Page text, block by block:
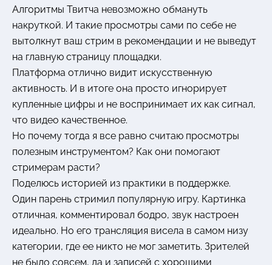
Алгоритмы Твитча невозможно обмануть
накруткой. И такие просмотры сами по себе не
вытолкнут ваш стрим в рекомендации и не выведут
на главную страницу площадки.
Платформа отлично видит искусственную
активность. И в итоге она просто игнорирует
купленные цифры и не воспринимает их как сигнал,
что видео качественное.
Но почему тогда я все равно считаю просмотры
полезным инструментом? Как они помогают
стримерам расти?
Поделюсь историей из практики в поддержке.
Один парень стримил популярную игру. Картинка
отличная, комментировал бодро, звук настроен
идеально. Но его трансляция висела в самом низу
категории, где ее никто не мог заметить. Зрителей
не было совсем, да и записей с хорошими